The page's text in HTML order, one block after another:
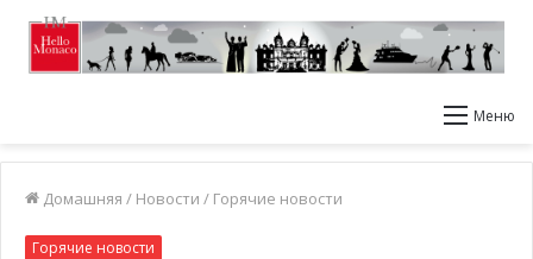
Меню
Домашняя / Новости / Горячие новости
Горячие новости